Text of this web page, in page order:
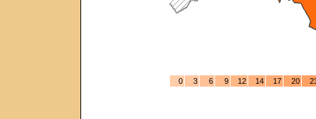
0 3 6 9 12 14 17 20